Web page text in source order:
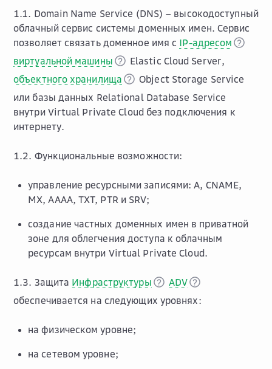
1.1. Domain Name Service (DNS) – высокодоступный
облачный сервис системы доменных имен. Сервис
позволяет связать доменное имя c IP-адресом
виртуальной машины
Elastic Cloud Server,
объектного хранилища
Object Storage Service
или базы данных Relational Database Service
внутри Virtual Private Cloud без подключения к
интернету.
1.2. Функциональные возможности:
управление ресурсными записями: A, CNAME,
MX, AAAA, TXT, PTR и SRV;
создание частных доменных имен в приватной
зоне для облегчения доступа к облачным
ресурсам внутри Virtual Private Cloud.
1.3. Защита Инфраструктуры
ADV
обеспечивается на следующих уровнях:
на физическом уровне;
на сетевом уровне;